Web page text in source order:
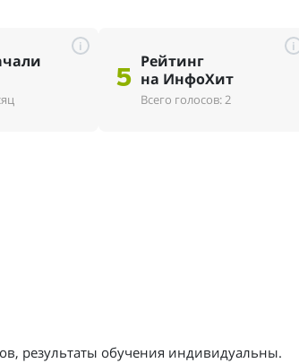
i
5
Рейтинг
на ИнфоХит
Всего голосов: 2
i
результаты обучения индивидуальны.